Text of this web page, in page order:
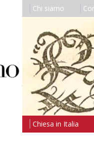
Chi siamo
Chiesa in Italia